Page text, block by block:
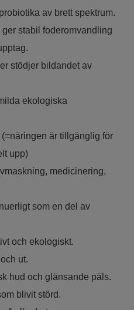
av brett spektrum.
stabil foderomvandling
stödjer bildandet av
ekologiska
är tillgänglig för
upp)
medicinering,
som en del av
och ekologiskt.
ut.
hud och glänsande päls.
blivit störd.